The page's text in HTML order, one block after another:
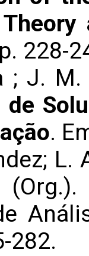
228-
; J.
.
L.
282.